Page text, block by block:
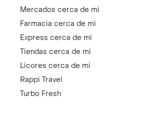
Mercados cerca de mi
Farmacia cerca de mi
Express cerca de mi
Tiendas cerca de mi
Licores cerca de mi
Rappi Travel
Turbo Fresh